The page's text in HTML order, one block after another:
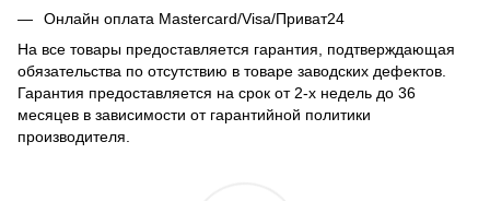
Онлайн оплата Mastercard/Visa/Приват24
На все товары предоставляется гарантия, подтверждающая
обязательства по отсутствию в товаре заводских дефектов.
Гарантия предоставляется на срок от 2-х недель до 36
месяцев в зависимости от гарантийной политики
производителя.